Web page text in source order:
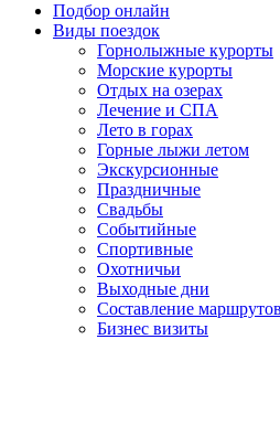
Подбор онлайн
Виды поездок
Горнолыжные курорты
Морские курорты
Отдых на озерах
Лечение и СПА
Лето в горах
Горные лыжи летом
Экскурсионные
Праздничные
Свадьбы
Событийные
Спортивные
Охотничьи
Выходные дни
Составление
Бизнес визиты